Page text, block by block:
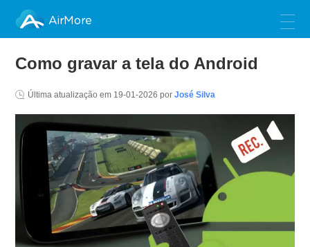
AirMore
Como gravar a tela do Android
Última atualização em 19-01-2026 porJosé Silva